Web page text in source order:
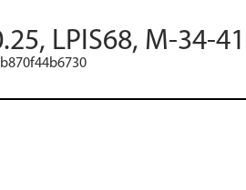
LPIS68, M-34-